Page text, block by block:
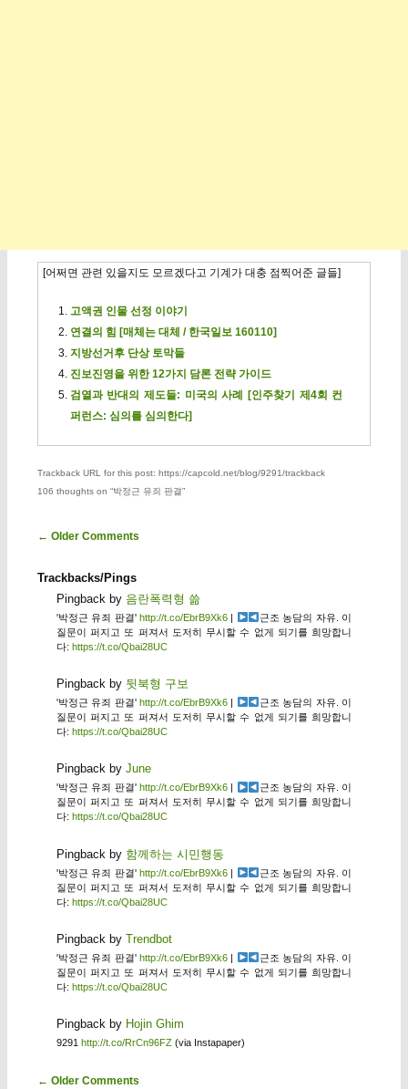
[어쩌면 관련 있을지도 모르겠다고 기계가 대충 점찍어준 글들]
고액권 인물 선정 이야기
연결의 힘 [매체는 대체 / 한국일보 160110]
지방선거후 단상 토막들
진보진영을 위한 12가지 담론 전략 가이드
검열과 반대의 제도들: 미국의 사례 [인주찾기 제4회 컨
퍼런스: 심의를 심의한다]
Trackback URL for this post: https://capcold.net/blog/9291/trackback
106 thoughts on “박정근 유죄 판결”
Comment navigation
← Older Comments
Trackbacks/Pings
Pingback by 음란폭력형 쓺
'박정근 유죄 판결'http://t.co/EbrB9Xk6 |
근조 농담의 자유. 이
질문이 퍼지고 또 퍼져서 도저히 무시할 수 없게 되기를 희망합니
다: https://t.co/Qbai28UC
Pingback by 뒷북형 구보
'박정근 유죄 판결'http://t.co/EbrB9Xk6 |
근조 농담의 자유. 이
질문이 퍼지고 또 퍼져서 도저히 무시할 수 없게 되기를 희망합니
다: https://t.co/Qbai28UC
Pingback by June
'박정근 유죄 판결' http://t.co/EbrB9Xk6
근조 농담의 자유. 이
질문이 퍼지고 또 퍼져서 도저히 무시할 수 없게 되기를 희망합니
다: https://t.co/Qbai28UC
Pingback by 함께하는 시민행동
'박정근 유죄 판결'http://t.co/EbrB9Xk6 |
근조 농담의 자유. 이
질문이 퍼지고 또 퍼져서 도저히 무시할 수 없게 되기를 희망합니
다: https://t.co/Qbai28UC
Pingback by Trendbot
'박정근 유죄 판결'http://t.co/EbrB9Xk6 |
근조 농담의 자유. 이
질문이 퍼지고 또 퍼져서 도저히 무시할 수 없게 되기를 희망합니
다: https://t.co/Qbai28UC
Pingback by Hojin Ghim
9291 http://t.co/RrCn96FZ(via Instapaper)
Comment navigation
← Older Comments